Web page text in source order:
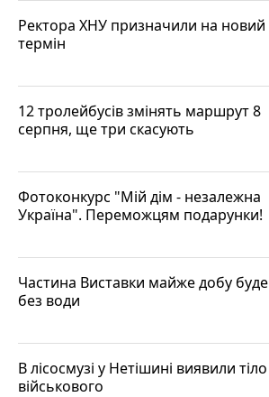
Ректора ХНУ призначили на новий
термін
12 тролейбусів змінять маршрут 8
серпня, ще три скасують
Фотоконкурс "Мій дім - незалежна
Україна". Переможцям подарунки!
Частина Виставки майже добу буде
без води
В лісосмузі у Нетішині виявили тіло
військового